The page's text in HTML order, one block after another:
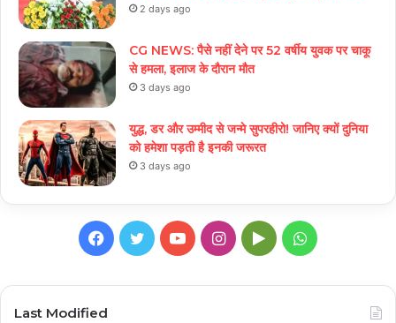
2 days ago
CG NEWS: पैसे नहीं देने पर 52 वर्षीय युवक पर चाकू
से हमला, इलाज के दौरान मौत
3 days ago
युद्ध, डर और उम्मीद से जन्मे सुपरहीरो! जानिए क्यों दुनिया
को हमेशा पड़ती है इनकी जरूरत
3 days ago
Facebook
TwitterYouTubeInstagram
GoogleWhatsApp
Last Modified